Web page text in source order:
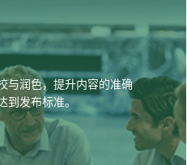
与润色，提升内容的准确
到发布标准。